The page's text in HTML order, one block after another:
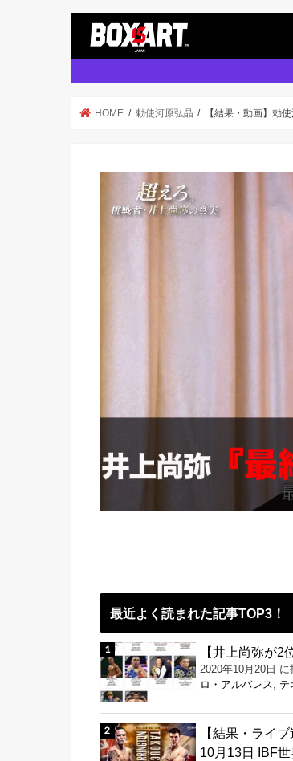
HOME 勅使河原弘晶 【結果・動画】勅
最近よく読まれた記事TOP3！
【井上尚弥が
2020年10月20日 に
ロ・アルバレス, テ
【結果・ライ
10月13日 IBF